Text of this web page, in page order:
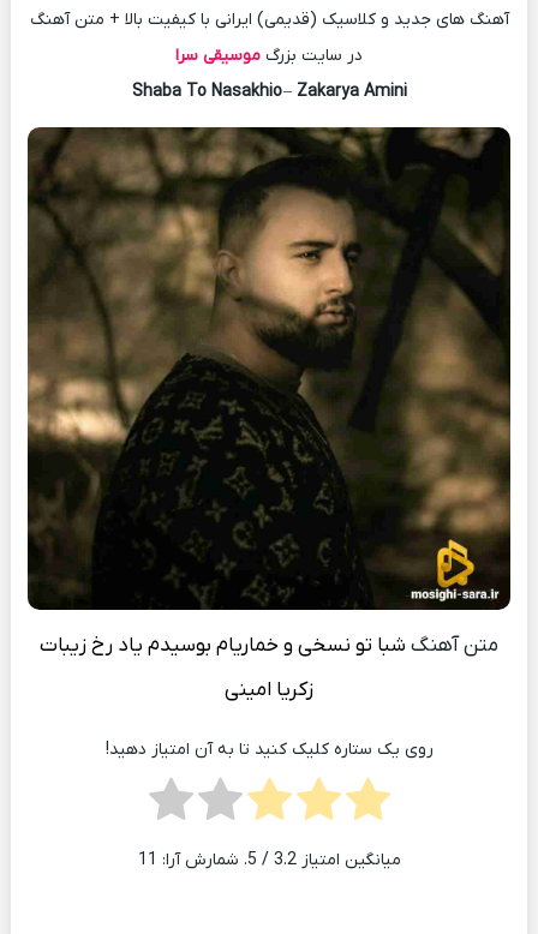
آهنگ های جدید و کلاسیک (قدیمی) ایرانی با کیفیت بالا + متن آهنگ
در سایت بزرگ موسیقی سرا
Shaba To Nasakhio– Zakarya Amini
متن آهنگ شبا تو نسخی و خماریام بوسیدم یاد رخ زیبات
زکریا امینی
روی یک ستاره کلیک کنید تا به آن امتیاز دهید!
میانگین امتیاز3.2 / 5. شمارش آرا: 11